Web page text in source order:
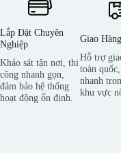
Lắp Đặt Chuyên
Nghiệp
Khảo sát tận nơi, thi
công nhanh gọn,
đảm bảo hệ thống
hoạt động ổn định.
Giao
Hỗ trợ
toàn
nhanh
khu vực